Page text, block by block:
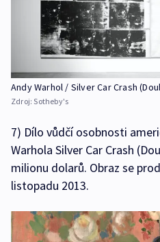
Andy Warhol / Silver Car Crash
Zdroj:Sotheby's
7) Dílo vůdčí osobnosti
Warhola Silver Car Crash
milionu dolarů. Obraz se
listopadu 2013.